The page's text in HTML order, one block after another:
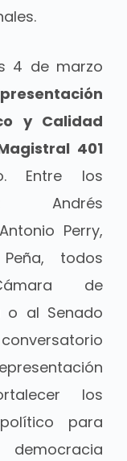
4 de marzo
y Calidad
401
Entre los
Andrés
Perry,
todos
de
o al Senado
los
para